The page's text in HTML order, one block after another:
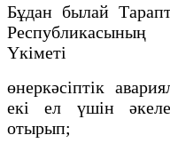
Бұдан былай
Үкіметі
өнеркәсіптік
екі ел үшін
отырып;